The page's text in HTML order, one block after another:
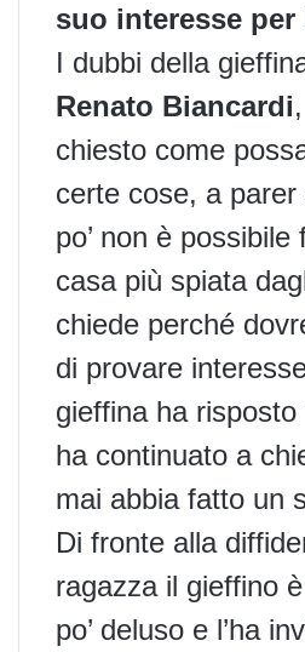
suo interesse per
I dubbi della
Renato Biancardi
chiesto come
certe cose, a
po’ non è possibile
casa più spiata
chiede perché
di provare
gieffina ha risposto
ha continuato a
mai abbia fatto un
Di fronte alla
ragazza il gieffino
po’ deluso e l’ha